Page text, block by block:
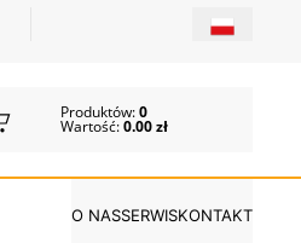
Produktów:0
Wartość:0.00 zł
O NASSERWISKONTAKT